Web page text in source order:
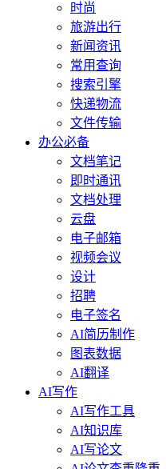
时尚
旅游出行
新闻资讯
常用查询
搜索引擎
快递物流
文件传输
办公必备
文档笔记
即时通讯
文档处理
云盘
电子邮箱
视频会议
设计
招聘
电子签名
AI简历制作
图表数据
AI翻译
AI写作
AI写作工具
AI知识库
AI写论文